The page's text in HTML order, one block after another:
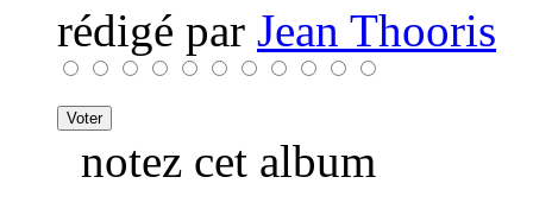
rédigé par Jean Thooris
notez cet album